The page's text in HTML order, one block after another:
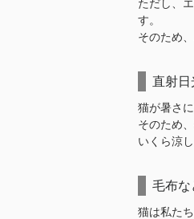
ただし、
す。
そのため
直射日
猫が暑さ
そのため
いくら涼
毛布な
猫は私た